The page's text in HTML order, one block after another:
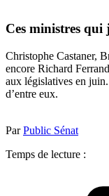
Ces ministres qui
Christophe Castaner,
encore Richard
aux législatives en
d’entre eux.
ParPublic Sénat
Temps de lecture :